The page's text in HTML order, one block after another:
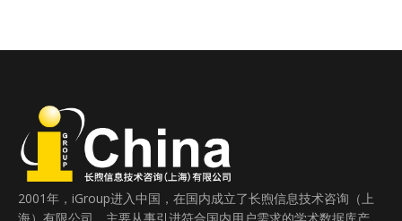
2001年，iGroup进入中国，在国内成立了长煦信息技术咨询（上